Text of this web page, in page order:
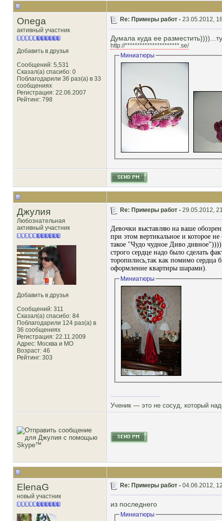
Onega
активный участник
Добавить в друзья
Сообщений: 5,531
Сказал(а) спасибо: 0
Поблагодарили 36 раз(а) в 33
сообщениях
Регистрация: 22.06.2007
Рейтинг: 798
Re: Примеры работ - 23.05.2012,
Думала куда ее
http://**********************.se/
Миниатюры
Джулия
Любознательная
активный участник
Добавить в друзья
Сообщений: 311
Сказал(а) спасибо: 84
Поблагодарили 124 раз(а) в
36 сообщениях
Регистрация: 22.11.2009
Адрес: Москва и МО
Возраст: 46
Рейтинг: 303
Re: Примеры работ - 29.05.2012,
Девочки выставляю на ваше
при этом вертикальное и которое
такое "Чудо чудное Диво
строго сердце надо было сделать
торопились,так как помимо сердца
оформление квартиры шарами).
Миниатюры
Ученик — это не сосуд, который
ElenaG
новый участник
Re: Примеры работ - 04.06.2012,
из последнего
Миниатюры